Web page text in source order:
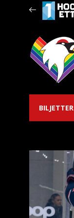
BILJETTER